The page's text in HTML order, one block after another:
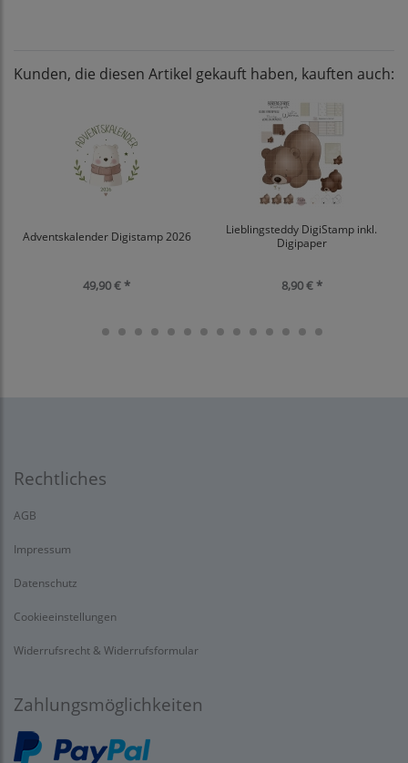
Kunden, die diesen Artikel gekauft haben, kauften auch:
Adventskalender Digistamp 2026
49,90 € *
Lieblingsteddy DigiStamp inkl.
Digipaper
8,90 € *
Rechtliches
AGB
Impressum
Datenschutz
Cookieeinstellungen
Widerrufsrecht & Widerrufsformular
Zahlungsmöglichkeiten